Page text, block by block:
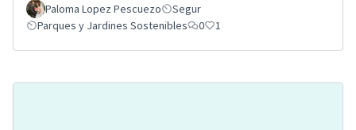
Paloma Lopez Pescuezo
Segur
Parques y Jardines Sostenibles
0 1